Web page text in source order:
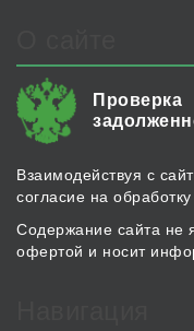
Проверка
Взаимодействуя с
согласие на
Содержание сайта не
офертой и носит